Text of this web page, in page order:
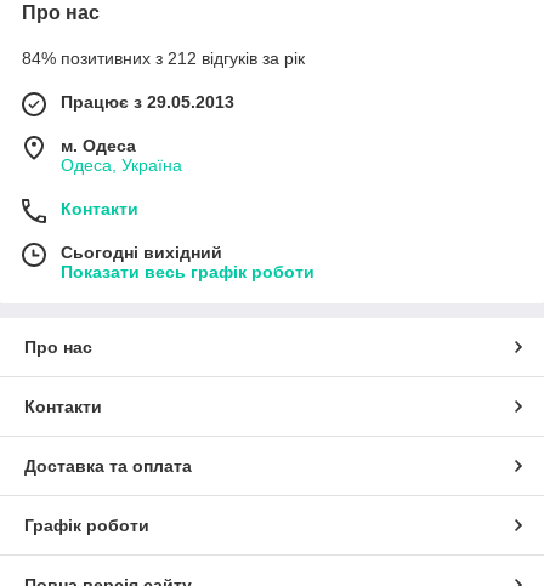
Про нас
84% позитивних з 212 відгуків за рік
Працює з 29.05.2013
м. Одеса
Одеса, Україна
Контакти
Сьогодні вихідний
Показати весь графік роботи
Про нас
Контакти
Доставка та оплата
Графік роботи